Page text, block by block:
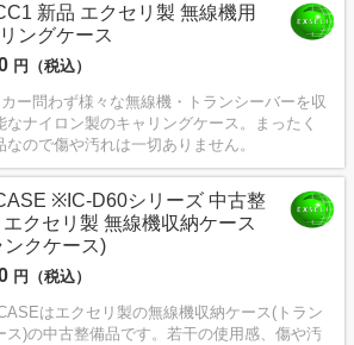
新品 エクセリ製 無線機用
ングケース
円（税込）
ー問わず様々な無線機・トランシーバーを収
なナイロン製のキャリングケース。まったく
なので傷や汚れは一切ありません。
※IC-D60シリーズ 中古整
クセリ製 無線機収納ケース
ンクケース)
円（税込）
はエクセリ製の無線機収納ケース(トラン
ス)の中古整備品です。若干の使用感、傷や汚